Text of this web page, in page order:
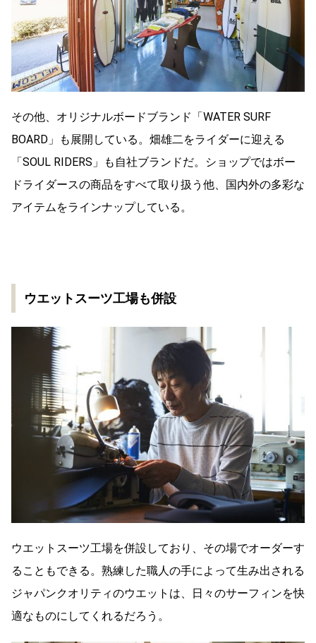
その他、オリジナルボードブランド「WATER SURF
BOARD」も展開している。畑雄二をライダーに迎える
「SOUL RIDERS」も自社ブランドだ。ショップではボー
ドライダースの商品をすべて取り扱う他、国内外の多彩な
アイテムをラインナップしている。
ウエットスーツ工場も併設
ウエットスーツ工場を併設しており、その場でオーダーす
ることもできる。熟練した職人の手によって生み出される
ジャパンクオリティのウエットは、日々のサーフィンを快
適なものにしてくれるだろう。